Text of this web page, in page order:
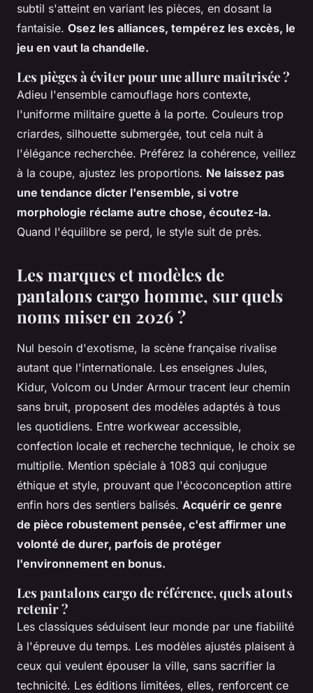
subtil s'atteint en variant les pièces, en dosant la
fantaisie. Osez les alliances, tempérez les excès, le
jeu en vaut la chandelle.
Les pièges à éviter pour une allure maîtrisée ?
Adieu l'ensemble camouflage hors contexte,
l'uniforme militaire guette à la porte. Couleurs trop
criardes, silhouette submergée, tout cela nuit à
l'élégance recherchée. Préférez la cohérence, veillez
à la coupe, ajustez les proportions. Ne laissez pas
une tendance dicter l'ensemble, si votre
morphologie réclame autre chose, écoutez-la.
Quand l'équilibre se perd, le style suit de près.
Les marques et modèles de
pantalons cargo homme, sur quels
noms miser en 2026 ?
Nul besoin d'exotisme, la scène française rivalise
autant que l'internationale. Les enseignes Jules,
Kidur, Volcom ou Under Armour tracent leur chemin
sans bruit, proposent des modèles adaptés à tous
les quotidiens. Entre workwear accessible,
confection locale et recherche technique, le choix se
multiplie. Mention spéciale à 1083 qui conjugue
éthique et style, prouvant que l'écoconception attire
enfin hors des sentiers balisés. Acquérir ce genre
de pièce robustement pensée, c'est affirmer une
volonté de durer, parfois de protéger
l'environnement en bonus.
Les pantalons cargo de référence, quels atouts
retenir ?
Les classiques séduisent leur monde par une fiabilité
à l'épreuve du temps. Les modèles ajustés plaisent à
ceux qui veulent épouser la ville, sans sacrifier la
technicité. Les éditions limitées, elles, renforcent ce